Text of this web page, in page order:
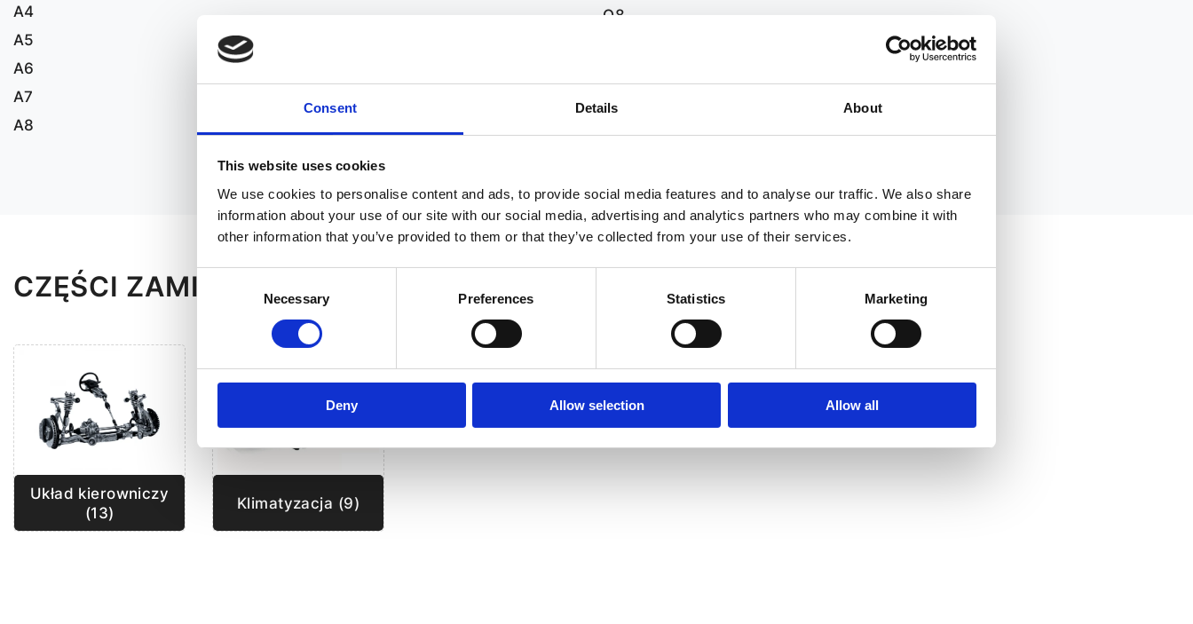
Consent Details About
This website uses cookies
We use cookies to personalise content and ads, to provide social media features and to analyse our traffic. We also share
information about your use of our site with our social media, advertising and analytics partners who may combine it with
other information that you’ve provided to them or that they’ve collected from your use of their services.
Consent
Selection
Necessary Preferences Statistics Marketing
Deny Allow selection Allow all
A4
A5
A6
A7
A8
Q8
CZĘŚCI ZAMIENNE DO PORSCHE CAYMAN
Układ kierowniczy
(13)
Klimatyzacja (9)